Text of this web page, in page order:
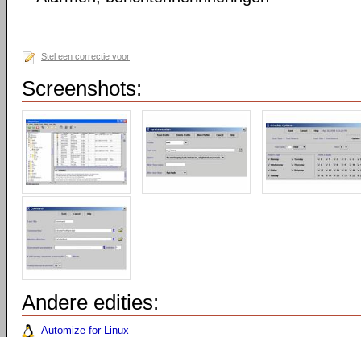
Stel een correctie voor
Screenshots:
Andere edities:
Automize for Linux